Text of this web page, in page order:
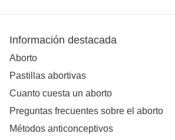
Información destacada
Aborto
Pastillas abortivas
Cuanto cuesta un aborto
Preguntas frecuentes sobre el aborto
Métodos anticonceptivos